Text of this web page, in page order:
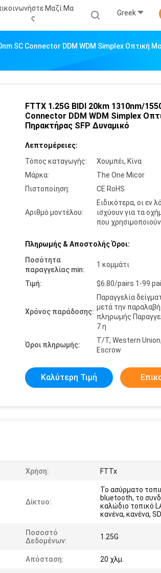
Μαζί Μα
Σ
Greek
SC Connector DDM WDM Simplex Οπτική
FTTX 1.25G BIDI 20km 1310nm/
Connector DDM WDM Simplex
Πηρακτήρας SFP Δυναμικό
Λεπτομέρειες:
Τόπος καταγωγής:
Χουμπέι, Κίνα
Μάρκα:
The One Micor
Πιστοποίηση:
CE RoHS
Αριθμό μοντέλου:
Ειδικότερα, οι εν
ισχύουν για τα
που
Πληρωμής & Αποστολής Όροι:
Ποσότητα
παραγγελίας min:
1 κομμάτι
Τιμή: $6.80/pairs 1-99
Χρόνος παράδοσης:
Παραγγελία
μετά την
πληρωμής
7 η
Όροι πληρωμής:
T/T, Western
Escrow
Καλύτερη Τιμή
Χρήση: FTTx
Δίκτυο:
Το ασύρματο
bluetooth, το
καλώδιο τοπικό
κανένα, κανένα,
Ποσοστό
Δεδομένων:
1.25G
Απόσταση: 20 χλμ.